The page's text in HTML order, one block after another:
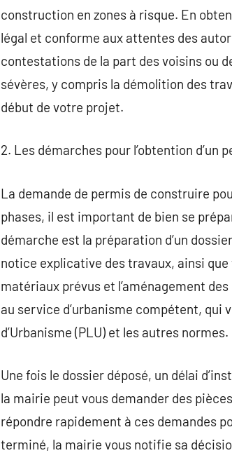
construction en zones à risque. En
légal et conforme aux attentes des
contestations de la part des voisins ou
sévères, y compris la démolition des
début de votre projet.
2. Les démarches pour l’obtention
La demande de permis de construire
phases, il est important de bien se
démarche est la préparation d’un
notice explicative des travaux, ainsi
matériaux prévus et l’aménagement
au service d’urbanisme compétent, qui
d’Urbanisme (PLU) et les autres normes.
Une fois le dossier déposé, un délai
la mairie peut vous demander des
répondre rapidement à ces demandes
terminé, la mairie vous notifie sa